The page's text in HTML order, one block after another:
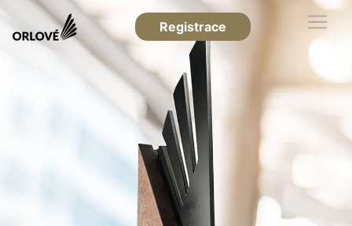
Registrace